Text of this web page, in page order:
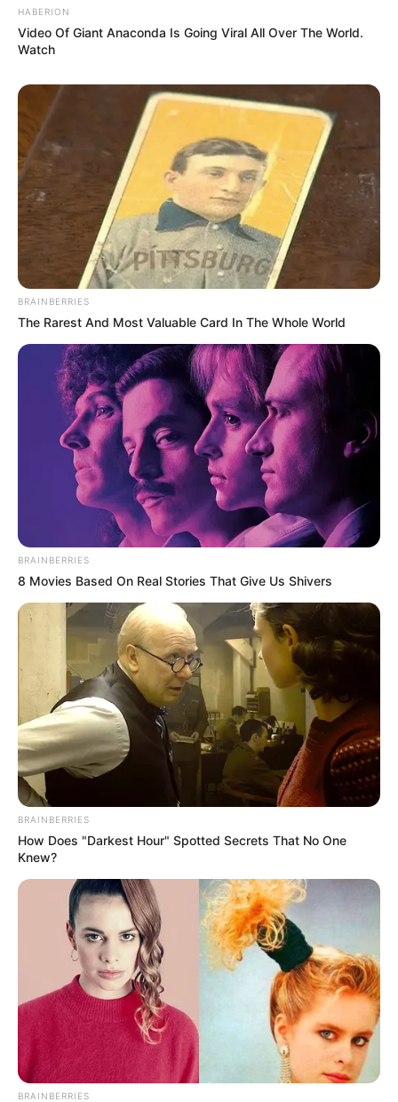
TAGS
ΠΟΤΕ
ΤΑΥΤΟΤΗΤΑ ΚΑΙ ΕΠΙΚΟΙΝΩΝΙΑ ΟΡΟΙ ΧΡΗΣΗΣ
HABERION
Video Of Giant Anaconda Is Going Viral All Over The World.
Watch
BRAINBERRIES
The Rarest And Most Valuable Card In The Whole World
BRAINBERRIES
8 Movies Based On Real Stories That Give Us Shivers
BRAINBERRIES
How Does "Darkest Hour" Spotted Secrets That No One
Knew?
BRAINBERRIES